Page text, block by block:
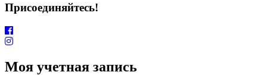
Присоединяйтесь!
Моя учетная запись